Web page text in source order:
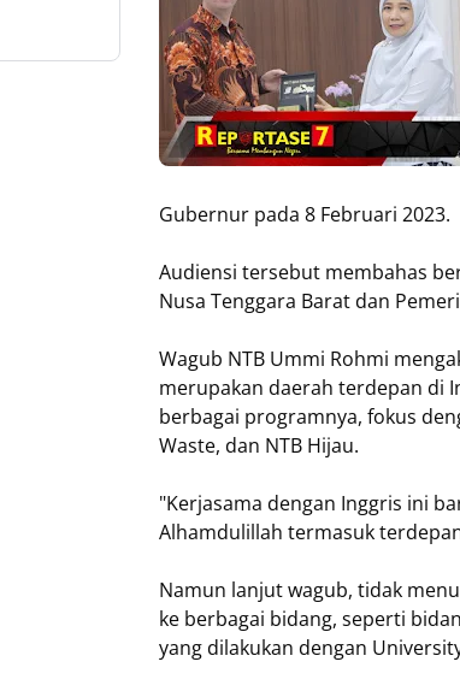
Gubernur pada 8 Februari 2023.
Audiensi tersebut membahas
Nusa Tenggara Barat dan
Wagub NTB Ummi Rohmi
merupakan daerah terdepan di
berbagai programnya, fokus
Waste, dan NTB Hijau.
"Kerjasama dengan Inggris ini
Alhamdulillah termasuk
Namun lanjut wagub, tidak
ke berbagai bidang, seperti
yang dilakukan dengan